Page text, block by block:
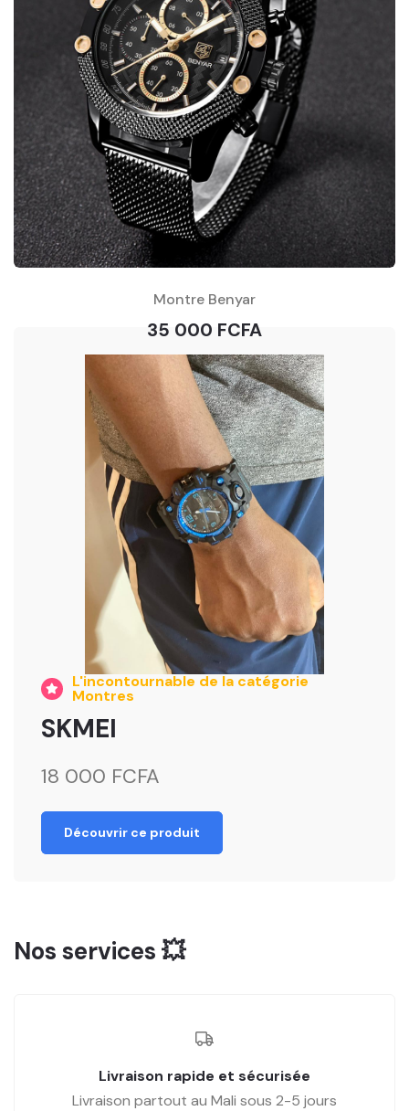
Montre Benyar
35 000 FCFA
L'incontournable de la catégorie
Montres
SKMEI
18 000 FCFA
Découvrir ce produit
Nos services 💥
Livraison rapide et sécurisée
Livraison partout au Mali sous 2-5 jours